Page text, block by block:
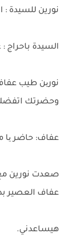
نورين للسيدة :
السيدة باحراج
نورین طيب
وحضرتك
عفاف: حاضر یا
صعدت نورين
عفاف العصير
هيساعدني.